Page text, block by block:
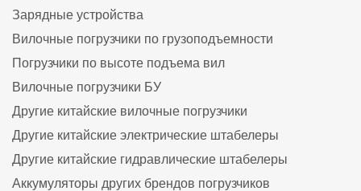
Зарядные устройства
Вилочные погрузчики по грузоподъемности
Погрузчики по высоте подъема вил
Вилочные погрузчики БУ
Другие китайские вилочные погрузчики
Другие китайские электрические штабелеры
Другие китайские гидравлические штабелеры
Аккумуляторы других брендов погрузчиков